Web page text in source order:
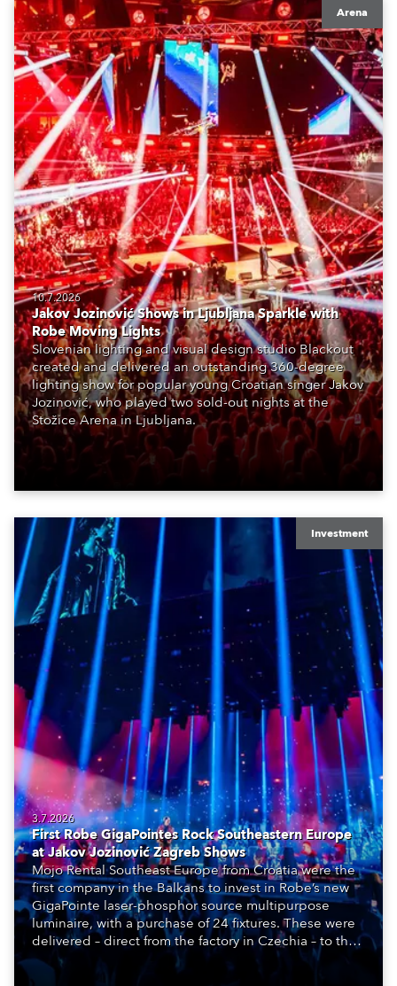
Arena
10.7.2026
Jakov Jozinović Shows in Ljubljana Sparkle with
Robe Moving Lights
Slovenian lighting and visual design studio Blackout
created and delivered an outstanding 360-degree
lighting show for popular young Croatian singer Jakov
Jozinović, who played two sold-out nights at the
Stožice Arena in Ljubljana.
Investment
3.7.2026
First Robe GigaPointes Rock Southeastern Europe
at Jakov Jozinović Zagreb Shows
Mojo Rental Southeast Europe from Croatia were the
first company in the Balkans to invest in Robe’s new
GigaPointe laser-phosphor source multipurpose
luminaire, with a purchase of 24 fixtures. These were
delivered – direct from the factory in Czechia – to the
get-in of two massive shows at Zagreb Arena for
Croatia’s latest pop and internet sensation, Jakov